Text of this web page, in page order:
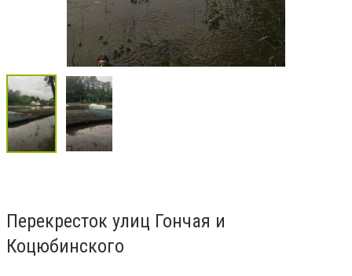
Перекресток улиц Гончая и
Коцюбинского